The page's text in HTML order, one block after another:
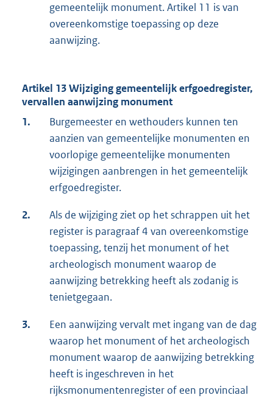
gemeentelijk monument. Artikel 11 is van
overeenkomstige toepassing op deze
aanwijzing.
Artikel 13 Wijziging gemeentelijk erfgoedregister,
vervallen aanwijzing monument
1.
Burgemeester en wethouders kunnen ten
aanzien van gemeentelijke monumenten en
voorlopige gemeentelijke monumenten
wijzigingen aanbrengen in het gemeentelijk
erfgoedregister.
2.
Als de wijziging ziet op het schrappen uit het
register is paragraaf 4 van overeenkomstige
toepassing, tenzij het monument of het
archeologisch monument waarop de
aanwijzing betrekking heeft als zodanig is
tenietgegaan.
3.
Een aanwijzing vervalt met ingang van de dag
waarop het monument of het archeologisch
monument waarop de aanwijzing betrekking
heeft is ingeschreven in het
rijksmonumentenregister of een provinciaal